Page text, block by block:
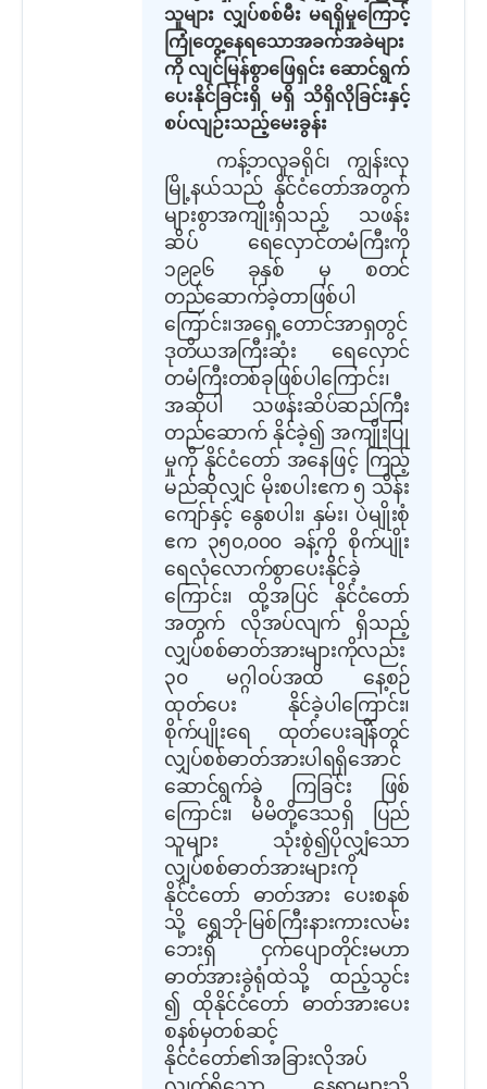
သူများ လျှပ်စစ်မီး မရရှိမှုကြောင့်
ကြုံတွေ့နေရသောအခက်အခဲများ
ကို လျင်မြန်စွာဖြေရှင်း ဆောင်ရွက်
ပေးနိုင်ခြင်းရှိ မရှိ သိရှိလိုခြင်းနှင့်
စပ်လျဉ်းသည့်မေးခွန်း
ကန့်ဘလူခရိုင်၊ ကျွန်းလှ
မြို့နယ်သည် နိုင်ငံတော်အတွက်
များစွာအကျိုးရှိသည့် သဖန်း
ဆိပ် ရေလှောင်တမံကြီးကို
၁၉၉၆ ခုနှစ် မှ စတင်
တည်ဆောက်ခဲ့တာဖြစ်ပါ
ကြောင်း၊အရှေ့တောင်အာရှတွင်
ဒုတိယအကြီးဆုံး ရေလှောင်
တမံကြီးတစ်ခုဖြစ်ပါကြောင်း၊
အဆိုပါ သဖန်းဆိပ်ဆည်ကြီး
တည်ဆောက် နိုင်ခဲ့၍ အကျိုးပြု
မှုကို နိုင်ငံတော် အနေဖြင့် ကြည့်
မည်ဆိုလျှင် မိုးစပါးဧက ၅ သိန်း
ကျော်နှင့် နွေစပါး၊ နှမ်း၊ ပဲမျိုးစုံ
ဧက ၃၅၀,၀၀၀ ခန့်ကို စိုက်ပျိုး
ရေလုံလောက်စွာပေးနိုင်ခဲ့
ကြောင်း၊ ထို့အပြင် နိုင်ငံတော်
အတွက် လိုအပ်လျက် ရှိသည့်
လျှပ်စစ်ဓာတ်အားများကိုလည်း
၃၀ မဂ္ဂါဝပ်အထိ နေ့စဉ်
ထုတ်ပေး နိုင်ခဲ့ပါကြောင်း၊
စိုက်ပျိုးရေ ထုတ်ပေးချိန်တွင်
လျှပ်စစ်ဓာတ်အားပါရရှိအောင်
ဆောင်ရွက်ခဲ့ ကြခြင်း ဖြစ်
ကြောင်း၊ မိမိတို့ဒေသရှိ ပြည်
သူများ သုံးစွဲ၍ပိုလျှံသော
လျှပ်စစ်ဓာတ်အားများကို
နိုင်ငံတော် ဓာတ်အား ပေးစနစ်
သို့ ရွှေဘို-မြစ်ကြီးနားကားလမ်း
ဘေးရှိ ငှက်ပျောတိုင်းမဟာ
ဓာတ်အားခွဲရုံထဲသို့ ထည့်သွင်း
၍ ထိုနိုင်ငံတော် ဓာတ်အားပေး
စနစ်မှတစ်ဆင့်
နိုင်ငံတော်၏အခြားလိုအပ်